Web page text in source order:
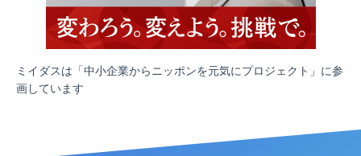
ミイダスは「中小企業からニッポンを元気にプロジェクト」に参
画しています